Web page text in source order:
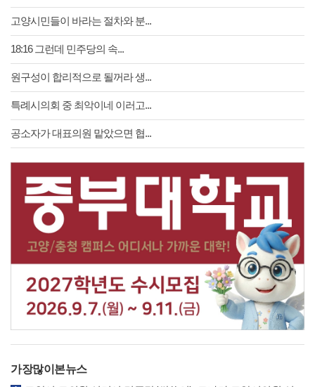
고양시민들이 바라는 절차와 분...
18:16 그런데 민주당의 속...
원구성이 합리적으로 될꺼라 생...
특례시의회 중 최악이네 이러고...
공소자가 대표의원 맡았으면 협...
가장많이본뉴스